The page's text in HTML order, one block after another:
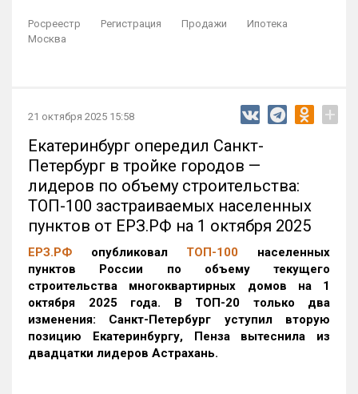
Росреестр Регистрация Продажи
Ипотека
Москва
21 октября 2025 15:58 +
Екатеринбург опередил Санкт-
Петербург в тройке городов —
лидеров по объему строительства:
ТОП-100 застраиваемых населенных
пунктов от ЕРЗ.РФ на 1 октября 2025
ЕРЗ.РФ опубликовал ТОП-100 населенных
пунктов России по объему текущего
строительства многоквартирных домов на 1
октября 2025 года. В ТОП-20 только два
изменения: Санкт-Петербург уступил вторую
позицию Екатеринбургу, Пенза вытеснила из
двадцатки лидеров Астрахань.